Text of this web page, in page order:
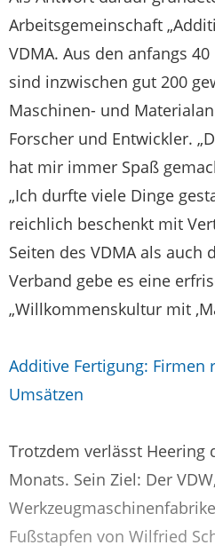
Arbeitsgemeinschaft
VDMA. Aus den anfangs
sind inzwischen gut 200
Maschinen- und
Forscher und Entwickler.
hat mir immer Spaß
„Ich durfte viele Dinge
reichlich beschenkt mit
Seiten des VDMA als auch
Verband gebe es eine
„Willkommenskultur mit
Additive Fertigung: Firmen
Umsätzen
Trotzdem verlässt Heering
Monats. Sein Ziel: Der
Fußstapfen von Wilfried